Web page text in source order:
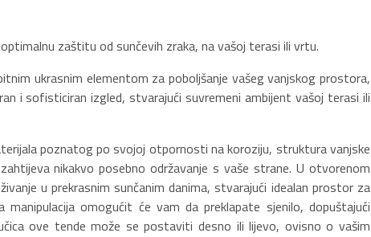
zaštitu od sunčevih zraka, na vašoj terasi ili vrtu.
ukrasnim elementom za poboljšanje vašeg vanjskog prostora,
i sofisticiran izgled, stvarajući suvremeni ambijent vašoj terasi ili
poznatog po svojoj otpornosti na koroziju, struktura vanjske
nikakvo posebno održavanje s vaše strane. U otvorenom
u prekrasnim sunčanim danima, stvarajući idealan prostor za
manipulacija omogućit će vam da preklapate sjenilo, dopuštajući
ove tende može se postaviti desno ili lijevo, ovisno o vašim